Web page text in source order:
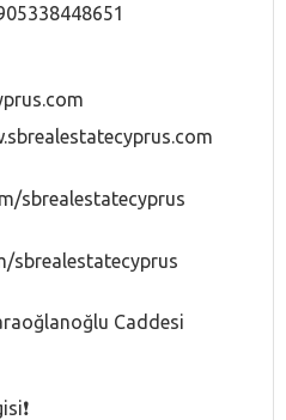
sbrealestatecyprus
sbrealestatecyprus
Caddesi